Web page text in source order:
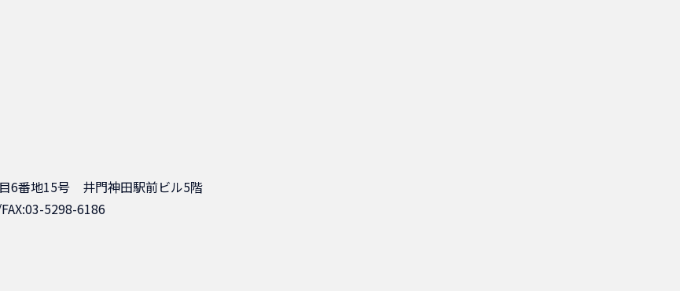
6番地15号 井門神田駅前ビル5階
5298-6186